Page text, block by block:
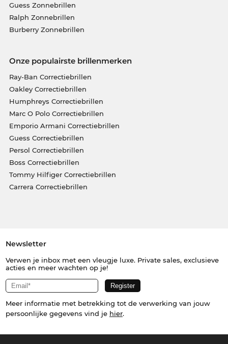
Guess Zonnebrillen
Ralph Zonnebrillen
Burberry Zonnebrillen
Onze populairste brillenmerken
Ray-Ban Correctiebrillen
Oakley Correctiebrillen
Humphreys Correctiebrillen
Marc O Polo Correctiebrillen
Emporio Armani Correctiebrillen
Guess Correctiebrillen
Persol Correctiebrillen
Boss Correctiebrillen
Tommy Hilfiger Correctiebrillen
Carrera Correctiebrillen
Newsletter
Verwen je inbox met een vleugje luxe. Private sales, exclusieve
acties en meer wachten op je!
Meer informatie met betrekking tot de verwerking van jouw
persoonlijke gegevens vind je hier.